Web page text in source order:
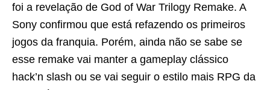
foi a revelação de God of War Trilogy Remake. A
Sony confirmou que está refazendo os primeiros
jogos da franquia. Porém, ainda não se sabe se
esse remake vai manter a gameplay clássico
hack’n slash ou se vai seguir o estilo mais RPG da